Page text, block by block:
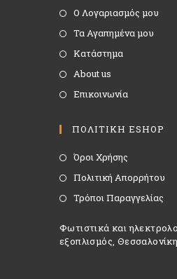
Ο Λογαριασμός μου
Τα Αγαπημένα μου
Κατάστημα
About us
Επικοινωνία
ΠΟΛΙΤΙΚΗ ESHOP
Όροι Χρήσης
Πολιτική Απορρήτου
Τρόποι Παραγγελίας
Φωτιστικά και
εξοπλισμός,